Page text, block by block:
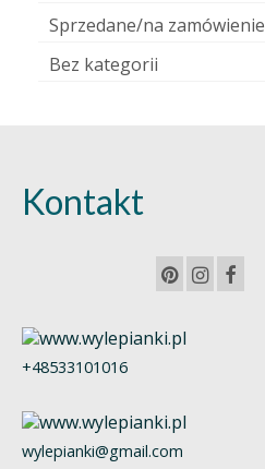
Sprzedane/na zamówienie
Bez kategorii
Kontakt
+48533101016
wylepianki@gmail.com